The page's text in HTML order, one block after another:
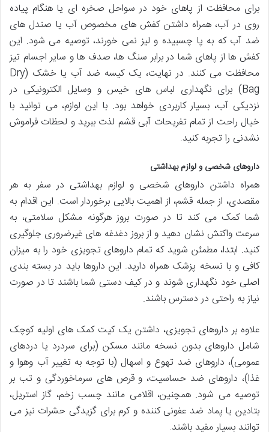
برای محافظت از پاهای خود در سواحل صخره ای یا هنگام پیاده
روی در آب، همراه داشتن کفش های مخصوص آب یا صندل های
ضد آب که به پا چسبیده و لیز نمی خورند، توصیه می شود. این
کفش ها از پاهای شما در برابر سنگ ها، صدف ها و سایر اجسام تیز
محافظت می کنند. در نهایت، یک کیسه ضد آب یا خشک (Dry
Bag) برای نگهداری لباس های خیس و وسایل الکترونیکی در
نزدیکی آب، بسیار کاربردی خواهد بود. با این لوازم، می توانید با
خیال راحت از تمام تفریحات آبی قشم لذت ببرید و لحظات فراموش
نشدنی را تجربه کنید.
داروهای شخصی و لوازم بهداشتی
همراه داشتن داروهای شخصی و لوازم بهداشتی در سفر به هر
مقصدی، از جمله قشم، از اهمیت بالایی برخوردار است. این اقدام به
شما کمک می کند تا در صورت بروز هرگونه مشکل سلامتی، به
سرعت واکنش نشان دهید و از بروز دغدغه های غیرضروری جلوگیری
کنید. ابتدا، مطمئن شوید که تمام داروهای تجویزی خود را به میزان
کافی و با نسخه پزشک همراه دارید. این داروها باید در بسته بندی
اصلی خود نگهداری شوند و در کیف دستی شما باشند تا در صورت
نیاز به راحتی در دسترس باشند.
علاوه بر داروهای تجویزی، داشتن یک کیت کمک های اولیه کوچک
شامل داروهای بدون نسخه مانند مسکن (برای سردرد یا دردهای
عمومی)، داروهای ضد تهوع و اسهال (با توجه به تغییر آب وهوا و
غذا)، داروهای ضد حساسیت، و قرص های سرماخوردگی و تب بر
توصیه می شود. همچنین، اقلامی مانند چسب زخم، گاز استریل،
بتادین یا پماد ضد عفونی کننده و کرم برای گزیدگی حشرات نیز می
توانند بسیار مفید باشند.